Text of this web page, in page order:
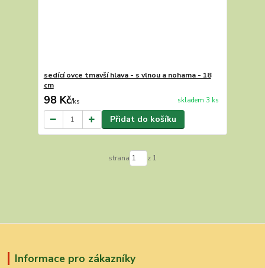
sedící ovce tmavší hlava - s vlnou a nohama - 18
cm
98 Kč/ks skladem 3 ks
Přidat do košíku
strana z 1
Informace pro zákazníky